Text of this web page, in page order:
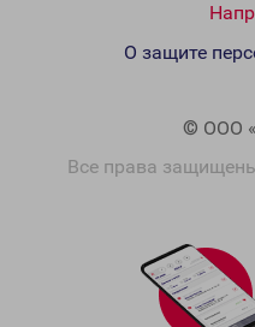
© ООО
Все права
О защите